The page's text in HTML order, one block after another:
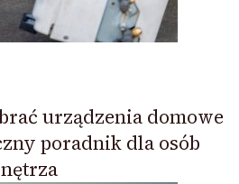
urządzenia domowe
poradnik dla osób